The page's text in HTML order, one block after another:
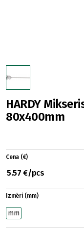
HARDY
80x400mm
Cena (€)
5.57 €/pcs
Izmēri (mm)
mm